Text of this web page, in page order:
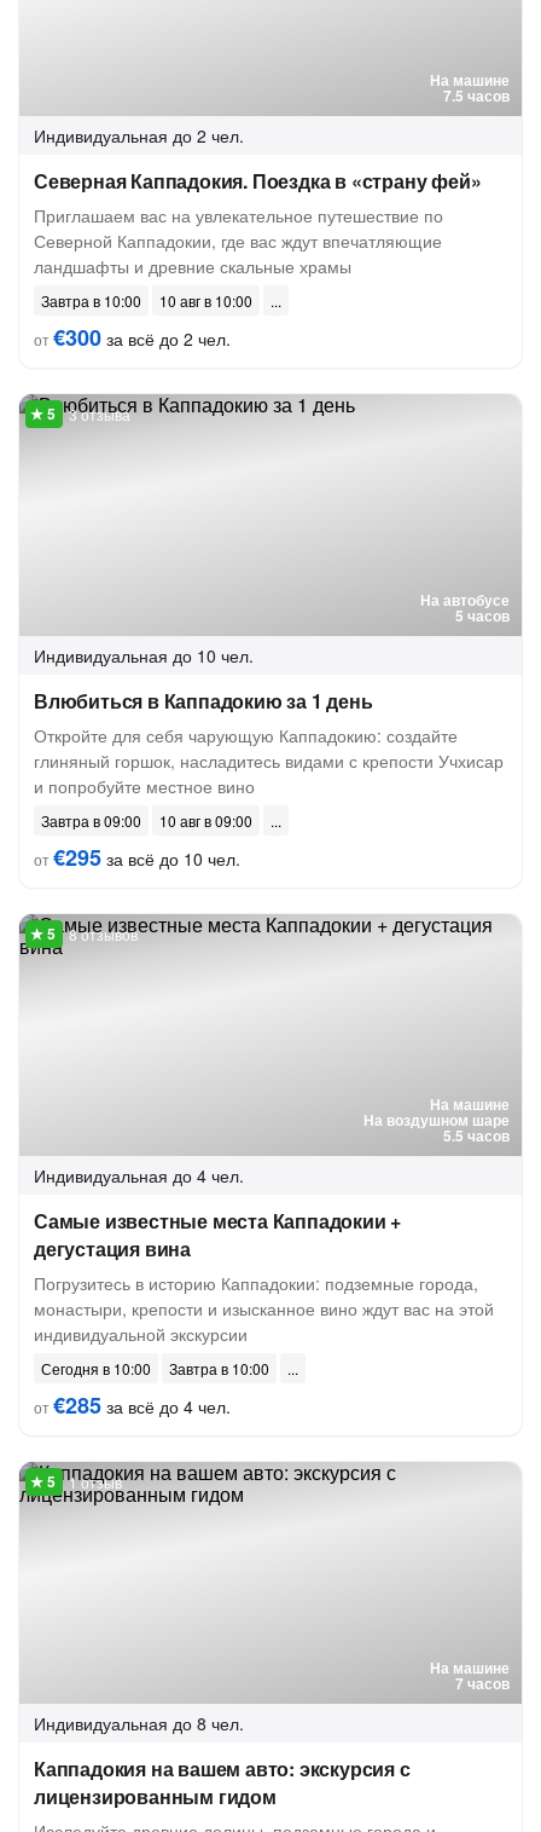
На машине
7.5 часов
Индивидуальная до 2 чел.
Северная Каппадокия. Поездка в «страну фей»
Приглашаем вас на увлекательное путешествие по
Северной Каппадокии, где вас ждут впечатляющие
ландшафты и древние скальные храмы
Завтра в 10:00
10 авг в 10:00
от€300 за всё до 2 чел.
На автобусе
5 часов
3 отзыва
Индивидуальная до 10 чел.
Влюбиться в Каппадокию за 1 день
Откройте для себя чарующую Каппадокию: создайте
глиняный горшок, насладитесь видами с крепости Учхисар
и попробуйте местное вино
Завтра в 09:00
10 авг в 09:00
от€295 за всё до 10 чел.
На машине
На воздушном шаре
5.5 часов
8 отзывов
Индивидуальная до 4 чел.
Самые известные места Каппадокии +
дегустация вина
Погрузитесь в историю Каппадокии: подземные города,
монастыри, крепости и изысканное вино ждут вас на этой
индивидуальной экскурсии
Сегодня в 10:00
Завтра в 10:00
от€285 за всё до 4 чел.
На машине
7 часов
1 отзыв
Индивидуальная до 8 чел.
Каппадокия на вашем авто: экскурсия с
лицензированным гидом